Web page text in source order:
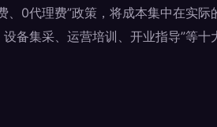
、0代理费”政策，将成本集中在实际
备集采、运营培训、开业指导”等十